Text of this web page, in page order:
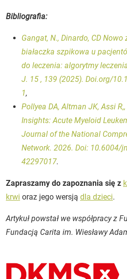
Bibliografia:
Gangat, N., Dinardo, CD
białaczka szpikowa u
do leczenia: algorytmy
J. 15 , 139 (2025). Doi.org/
1,
Pollyea DA, Altman JK, Assi
Insights: Acute Myeloid
Journal of the National
Network. 2026. Doi: 10.6004/
42297017.
Zapraszamy do zapoznania się z
krwi oraz jego wersją dla dzieci.
Artykuł powstał we współpracy z
Fundacją Carita im. Wiesławy